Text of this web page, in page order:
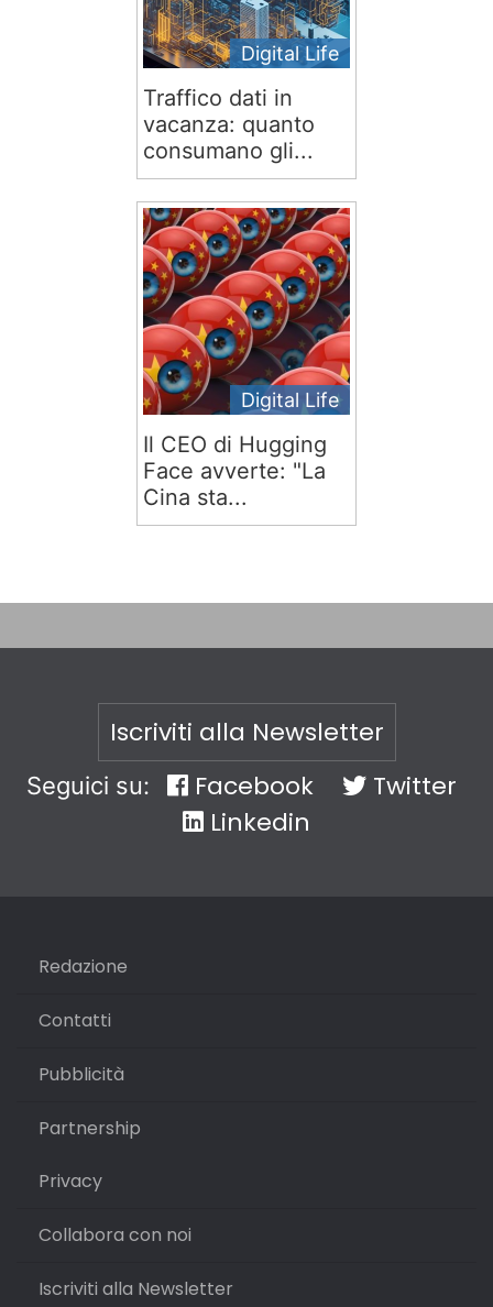
Digital Life
Traffico dati in
vacanza: quanto
consumano gli...
Digital Life
Il CEO di Hugging
Face avverte: "La
Cina sta...
Iscriviti alla Newsletter
Seguici su: Facebook
Twitter
Linkedin
Redazione
Contatti
Pubblicità
Partnership
Privacy
Collabora con noi
Iscriviti alla Newsletter